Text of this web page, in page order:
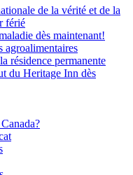
de la vérité et de la
férié
dès maintenant!
agroalimentaires
résidence permanente
du Heritage Inn dès